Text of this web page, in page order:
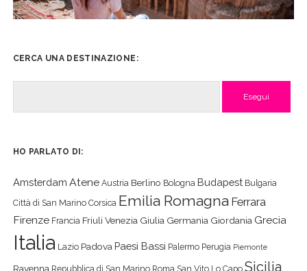
CERCA UNA DESTINAZIONE:
HO PARLATO DI:
Amsterdam Atene Austria Berlino Bologna Budapest Bulgaria
Città di San Marino Corsica Emilia Romagna Ferrara
Firenze Francia Friuli Venezia Giulia Germania Giordania Grecia
Italia Lazio Padova Paesi Bassi Palermo Perugia Piemonte
Ravenna Repubblica di San Marino Roma San Vito Lo Capo Sicilia